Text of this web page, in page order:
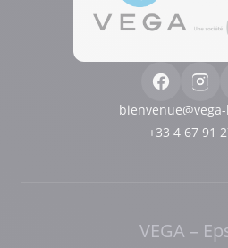
+33 4 67 91
VEGA –